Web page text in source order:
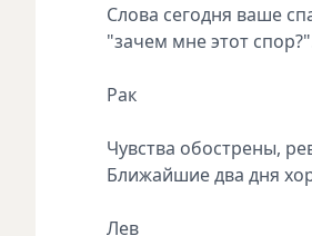
Слова сегодня ваше
"зачем мне этот
Рак
Чувства обострены,
Ближайшие два дня
Лев